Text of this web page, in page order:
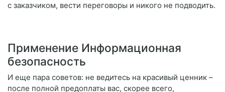
с заказчиком, вести переговоры и никого не подводить.
Применение Информационная
безопасность
И еще пара советов: не ведитесь на красивый ценник –
после полной предоплаты вас, скорее всего,